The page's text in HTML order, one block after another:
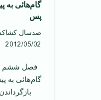
گام‌هائی به
پس
صدسال
2012/05/02
گام‌هائی به